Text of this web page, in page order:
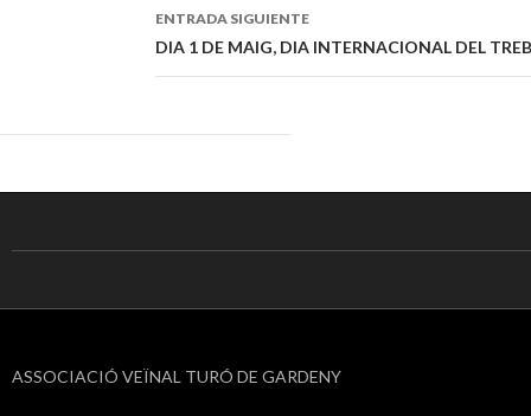
entradas
ENTRADA SIGUIENTE
DIA 1 DE MAIG, DIA INTERNACIONAL DEL
ASSOCIACIÓ VEÏNAL TURÓ DE GARDENY